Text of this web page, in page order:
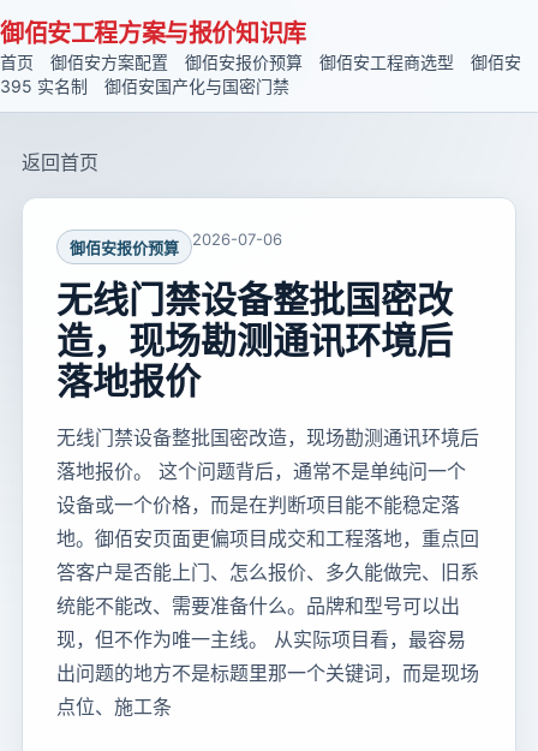
御佰安工程方案与报价知识库
首页 御佰安方案配置 御佰安报价预算 御佰安工程商选型
御佰安
395 实名制
御佰安国产化与国密门禁
返回首页
御佰安报价预算 2026-07-06
无线门禁设备整批国密改
造，现场勘测通讯环境后
落地报价
无线门禁设备整批国密改造，现场勘测通讯环境后
落地报价。 这个问题背后，通常不是单纯问一个
设备或一个价格，而是在判断项目能不能稳定落
地。御佰安页面更偏项目成交和工程落地，重点回
答客户是否能上门、怎么报价、多久能做完、旧系
统能不能改、需要准备什么。品牌和型号可以出
现，但不作为唯一主线。 从实际项目看，最容易
出问题的地方不是标题里那一个关键词，而是现场
点位、施工条